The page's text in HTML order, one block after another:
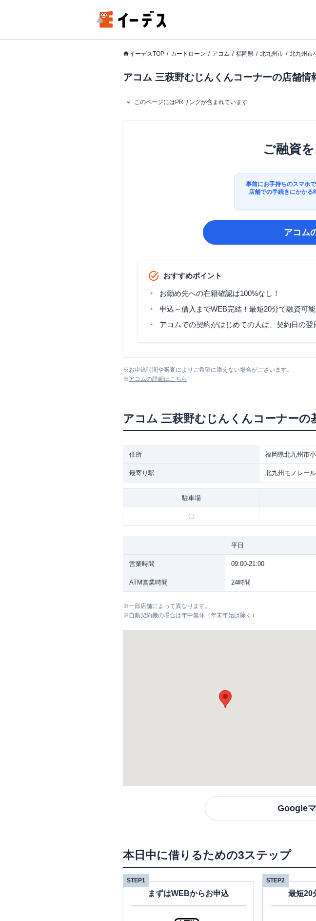
イーデスTOP カードローン アコム 福岡県 北九州市 北九州市
アコム 三萩野むじんくんコーナーの店舗情
このページにはPRリンクが含まれています
ご融資を
事前にお手持ちのスマホ
店舗での手続きにかかる
アコム
おすすめポイント
お勤め先への在籍確認は100%なし！
申込～借入までWEB完結！最短20分で融資可
アコムでの契約がはじめての人は、契約日の翌
※お申込時間や審査によりご希望に添えない場合がございます。
※アコムの詳細はこちら
アコム 三萩野むじんくんコーナーの
住所 福岡県北九州市
最寄り駅 北九州モノレー
駐車場
〇
平日
営業時間 09:00-21:00
ATM営業時間 24時間
※一部店舗によって異なります。
※自動契約機の場合は年中無休（年末年始は除く）
Google
本日中に借りるための3ステップ
STEP1
まずはWEBからお申込
STEP2
最短20